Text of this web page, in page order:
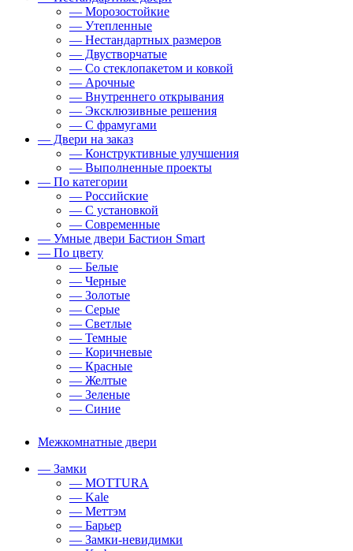
— Морозостойкие
— Утепленные
— Нестандартных размеров
— Двустворчатые
— Со стеклопакетом и ковкой
— Арочные
— Внутреннего открывания
— Эксклюзивные решения
— С фрамугами
— Двери на заказ
— Конструктивные улучшения
— Выполненные проекты
— По категории
— Российские
— С установкой
— Современные
— Умные двери Бастион Smart
— По цвету
— Белые
— Черные
— Золотые
— Серые
— Светлые
— Темные
— Коричневые
— Красные
— Желтые
— Зеленые
— Синие
Межкомнатные двери
— Замки
— MOTTURA
— Kale
— Меттэм
— Барьер
— Замки-невидимки